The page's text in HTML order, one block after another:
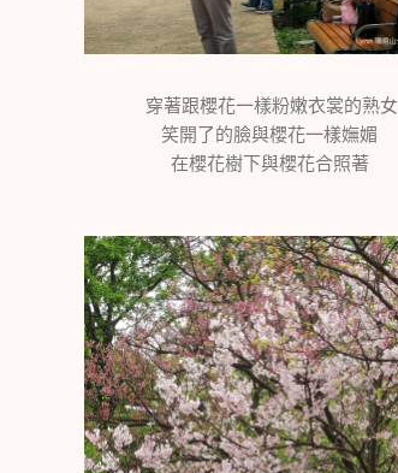
穿著跟櫻花一樣粉嫩衣裳的熟女
笑開了的臉與櫻花一樣嫵媚
在櫻花樹下與櫻花合照著